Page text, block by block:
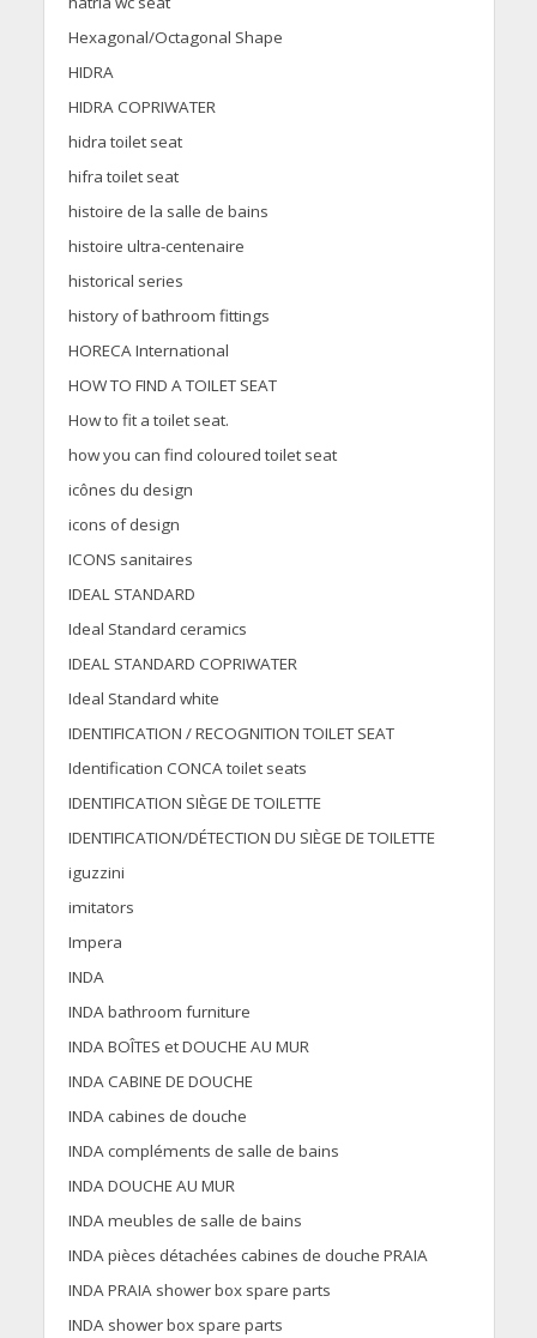
Hexagonal/Octagonal Shape
HIDRA
HIDRA COPRIWATER
hidra toilet seat
hifra toilet seat
histoire de la salle de bains
histoire ultra-centenaire
historical series
history of bathroom fittings
HORECA International
HOW TO FIND A TOILET SEAT
How to fit a toilet seat.
how you can find coloured toilet seat
icônes du design
icons of design
ICONS sanitaires
IDEAL STANDARD
Ideal Standard ceramics
IDEAL STANDARD COPRIWATER
Ideal Standard white
IDENTIFICATION / RECOGNITION TOILET SEAT
Identification CONCA toilet seats
IDENTIFICATION SIÈGE DE TOILETTE
IDENTIFICATION/DÉTECTION DU SIÈGE DE TOILETTE
iguzzini
imitators
Impera
INDA
INDA bathroom furniture
INDA BOÎTES et DOUCHE AU MUR
INDA CABINE DE DOUCHE
INDA cabines de douche
INDA compléments de salle de bains
INDA DOUCHE AU MUR
INDA meubles de salle de bains
INDA pièces détachées cabines de douche PRAIA
INDA PRAIA shower box spare parts
INDA shower box spare parts